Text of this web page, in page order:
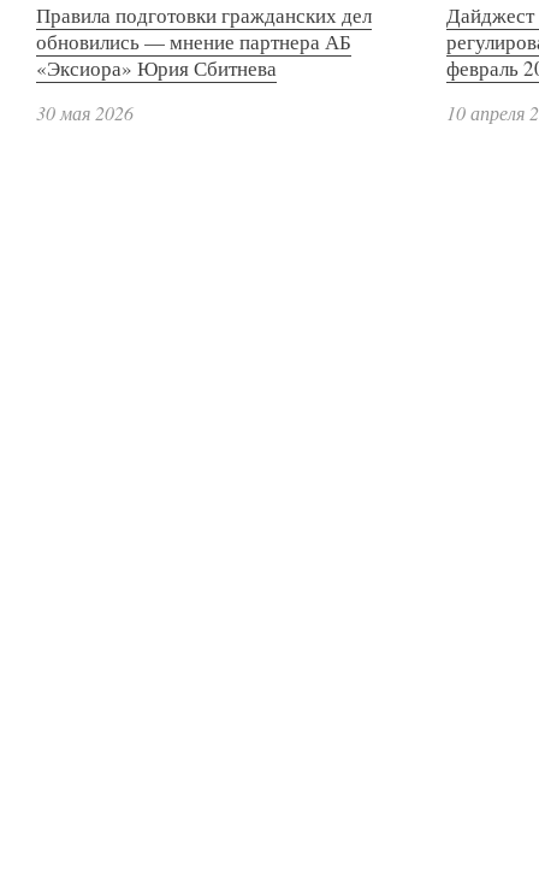
Правила подготовки гражданских дел
обновились — мнение партнера АБ
«Эксиора» Юрия Сбитнева
30 мая 2026
Дайджест
февраль
10 апреля